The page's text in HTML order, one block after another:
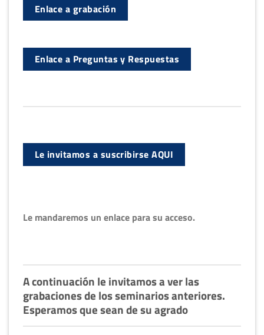
Enlace a grabación
Enlace a Preguntas y Respuestas
Le invitamos a suscribirse AQUI
Le mandaremos un enlace para su acceso.
A continuación le invitamos a ver las
grabaciones de los seminarios anteriores.
Esperamos que sean de su agrado